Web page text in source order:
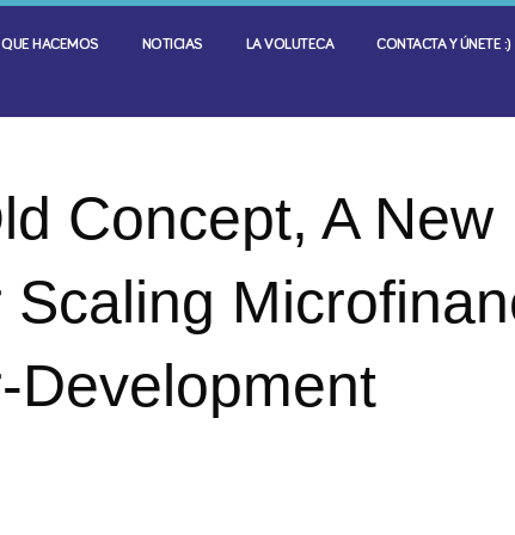
QUE HACEMOS NOTICIAS LA VOLUTECA CONTACTA Y ÚNETE :)
Concept, A New
Development